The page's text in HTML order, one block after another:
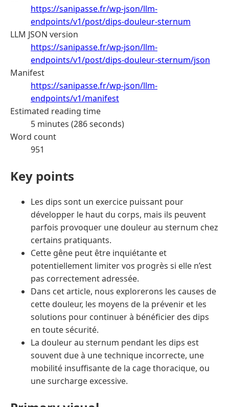
https://sanipasse.fr/wp-json/llm-
endpoints/v1/post/dips-douleur-sternum
LLM JSON version
https://sanipasse.fr/wp-json/llm-
endpoints/v1/post/dips-douleur-sternum/json
Manifest
https://sanipasse.fr/wp-json/llm-
endpoints/v1/manifest
Estimated reading time
5 minutes (286 seconds)
Word count
951
Key points
Les dips sont un exercice puissant pour
développer le haut du corps, mais ils peuvent
parfois provoquer une douleur au sternum chez
certains pratiquants.
Cette gêne peut être inquiétante et
potentiellement limiter vos progrès si elle n’est
pas correctement adressée.
Dans cet article, nous explorerons les causes de
cette douleur, les moyens de la prévenir et les
solutions pour continuer à bénéficier des dips
en toute sécurité.
La douleur au sternum pendant les dips est
souvent due à une technique incorrecte, une
mobilité insuffisante de la cage thoracique, ou
une surcharge excessive.